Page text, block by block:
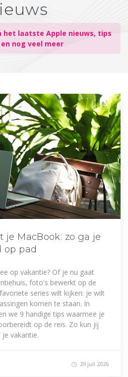
het laatste Apple nieuws, tips
nog veel meer
je MacBook: zo ga je
op pad
op vakantie? Of je nu gaat
foto's bewerkt op de
series wilt kijken: je wilt
komen te staan. In
we 9 handige tips waarmee je
op de reis. Zo kun jij
vakantie.
29 juli 2026